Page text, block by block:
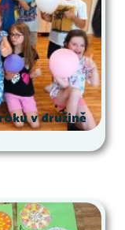
v družině